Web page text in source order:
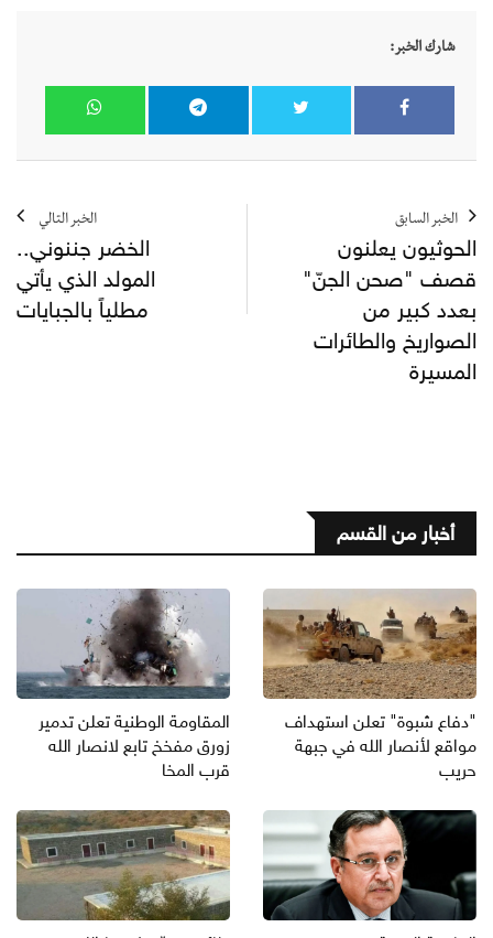
شارك الخبر:
الخبر السابق
الحوثيون يعلنون
قصف "صحن الجنّ"
بعدد كبير من
الصواريخ والطائرات
المسيرة
الخبر التالي
الخضر جننوني..
المولد الذي يأتي
مطلياً بالجبايات
أخبار من القسم
"دفاع شبوة" تعلن استهداف
مواقع لأنصار الله في جبهة
حريب
المقاومة الوطنية تعلن تدمير
زورق مفخخ تابع لانصار الله
قرب المخا